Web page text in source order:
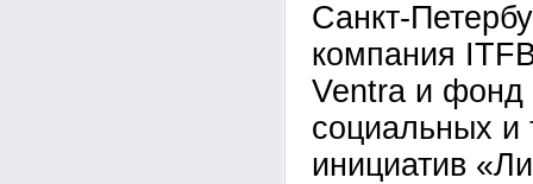
Санкт-
компания
Ventra и фонд
социальных и
инициатив